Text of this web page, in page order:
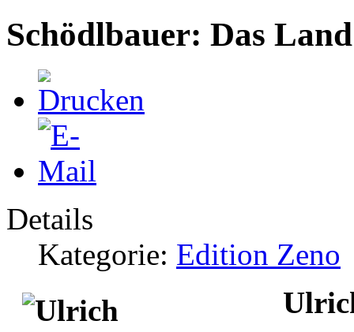
Schödlbauer: Das
Details
Kategorie: Edition Zeno